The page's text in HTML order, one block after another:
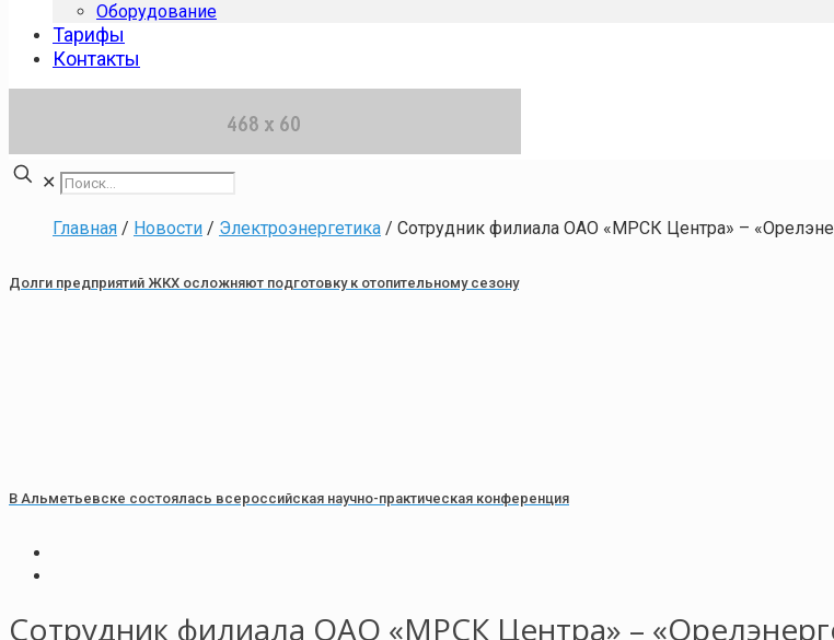
Оборудование
Тарифы
Контакты
✕
Главная / Новости / Электроэнергетика / Сотрудник филиала ОАО «МРСК Центра» –
Долги предприятий ЖКХ осложняют подготовку к отопительному сезону
В Альметьевске состоялась всероссийская научно-практическая конференция
Сотрудник филиала ОАО «МРСК Центра» –